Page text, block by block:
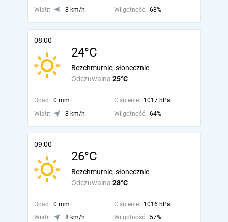
Wiatr: 8 km/h Wilgotność: 68%
08:00
24°C
Odczuwalna 25°C
Bezchmurnie, słonecznie
Opad: 0 mm Ciśnienie: 1017 hPa
Wiatr:
8 km/h Wilgotność: 64%
09:00
26°C
Odczuwalna 28°C
Bezchmurnie, słonecznie
Opad: 0 mm Ciśnienie: 1016 hPa
Wiatr:
8 km/h Wilgotność: 57%